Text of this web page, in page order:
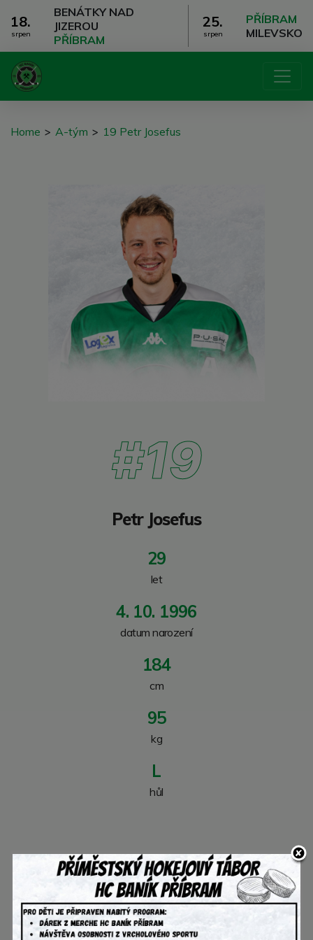
18.
srpen
BENÁTKY NAD
JIZEROU
PŘÍBRAM
25.
srpen
PŘÍBRAM
MILEVSKO
Home > A-tým > 19 Petr Josefus
#19
Petr Josefus
29
let
4. 10. 1996
datum narození­
184
cm
95
kg
L
hůl
Statistiky v sezóně
40
zápasů
19
góly
43
asistence
62
bodytrestné minuty